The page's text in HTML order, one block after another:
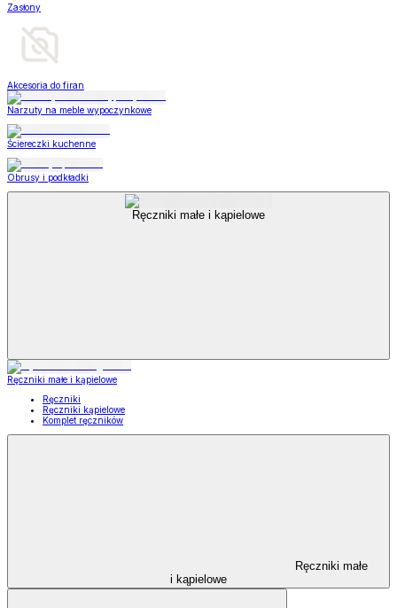
Zasłony
Akcesoria do firan
Narzuty na meble wypoczynkowe
Ściereczki kuchenne
Obrusy i podkładki
Ręczniki małe i kąpielowe
Ręczniki małe i kąpielowe
Ręczniki
Ręczniki kąpielowe
Komplet ręczników
Ręczniki małe
i kąpielowe